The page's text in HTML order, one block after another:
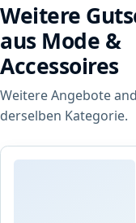
Weitere
aus Mode &
Accessoires
Weitere Angebote
derselben Kategorie.